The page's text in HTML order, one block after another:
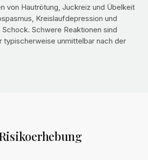
von Hautrötung, Juckreiz und Übelkeit
Kreislaufdepression und
Schwere Reaktionen sind
typischerweise unmittelbar nach der